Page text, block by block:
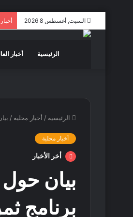
السبت, أغسطس 8 2026
الرئيسية أخبار
الرئيسية / أخبار محلية /
أخبار محلية
أخر الأخبار
بيان
برنامج